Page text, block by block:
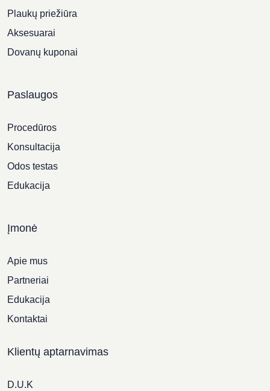
Plaukų priežiūra
Aksesuarai
Dovanų kuponai
Paslaugos
Procedūros
Konsultacija
Odos testas
Edukacija
Įmonė
Apie mus
Partneriai
Edukacija
Kontaktai
Klientų aptarnavimas
D.U.K